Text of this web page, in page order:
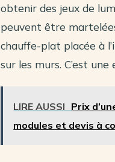
obtenir des jeux de
peuvent être
chauffe-plat placée à
sur les murs. C’est
LIRE AUSSI Prix
modules et devis à